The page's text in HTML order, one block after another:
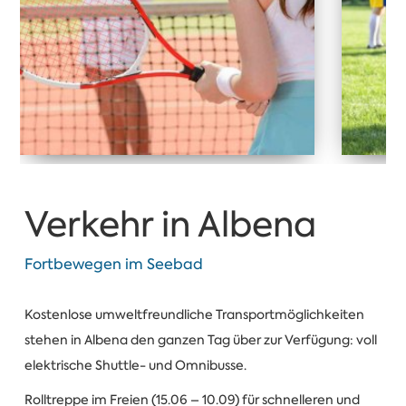
Verkehr in Albena
Fortbewegen im Seebad
Kostenlose umweltfreundliche Transportmöglichkeiten
stehen in Albena den ganzen Tag über zur Verfügung: voll
elektrische Shuttle- und Omnibusse.
Rolltreppe im Freien (15.06 – 10.09) für schnelleren und